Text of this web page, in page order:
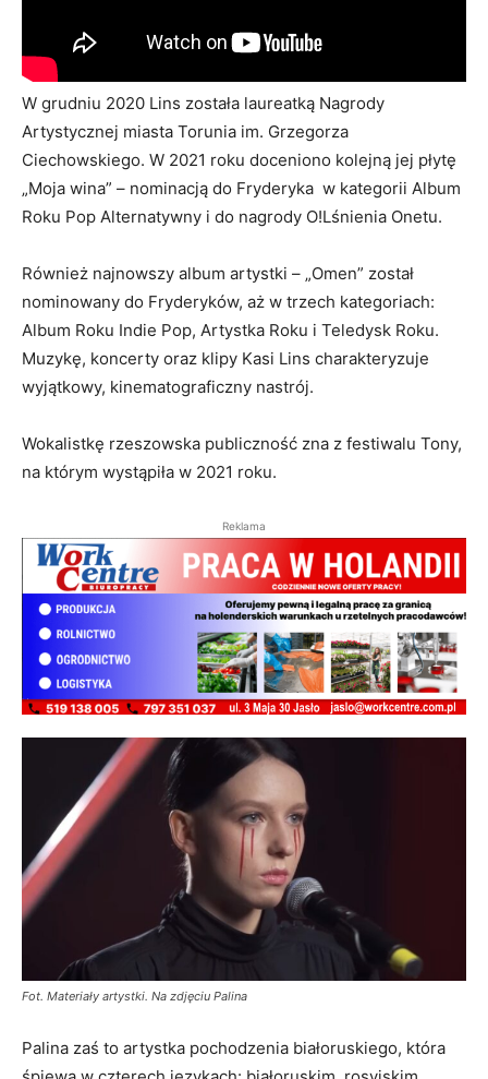
W grudniu 2020 Lins została laureatką Nagrody
Artystycznej miasta Torunia im. Grzegorza
Ciechowskiego. W 2021 roku doceniono kolejną jej płytę
„Moja wina” – nominacją do Fryderyka w kategorii Album
Roku Pop Alternatywny i do nagrody O!Lśnienia Onetu.
Również najnowszy album artystki – „Omen” został
nominowany do Fryderyków, aż w trzech kategoriach:
Album Roku Indie Pop, Artystka Roku i Teledysk Roku.
Muzykę, koncerty oraz klipy Kasi Lins charakteryzuje
wyjątkowy, kinematograficzny nastrój.
Wokalistkę rzeszowska publiczność zna z festiwalu Tony,
na którym wystąpiła w 2021 roku.
Reklama
Fot. Materiały artystki. Na zdjęciu Palina
Palina zaś to artystka pochodzenia białoruskiego, która